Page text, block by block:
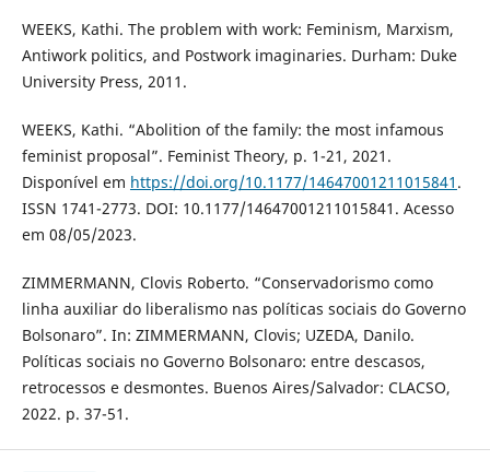
WEEKS, Kathi. The problem with work: Feminism, Marxism,
Antiwork politics, and Postwork imaginaries. Durham: Duke
University Press, 2011.
WEEKS, Kathi. “Abolition of the family: the most infamous
feminist proposal”. Feminist Theory, p. 1-21, 2021.
Disponível em https://doi.org/10.1177/14647001211015841 .
ISSN 1741-2773. DOI: 10.1177/14647001211015841. Acesso
em 08/05/2023.
ZIMMERMANN, Clovis Roberto. “Conservadorismo como
linha auxiliar do liberalismo nas políticas sociais do Governo
Bolsonaro”. In: ZIMMERMANN, Clovis; UZEDA, Danilo.
Políticas sociais no Governo Bolsonaro: entre descasos,
retrocessos e desmontes. Buenos Aires/Salvador: CLACSO,
2022. p. 37-51.